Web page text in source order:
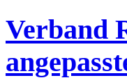
Verband